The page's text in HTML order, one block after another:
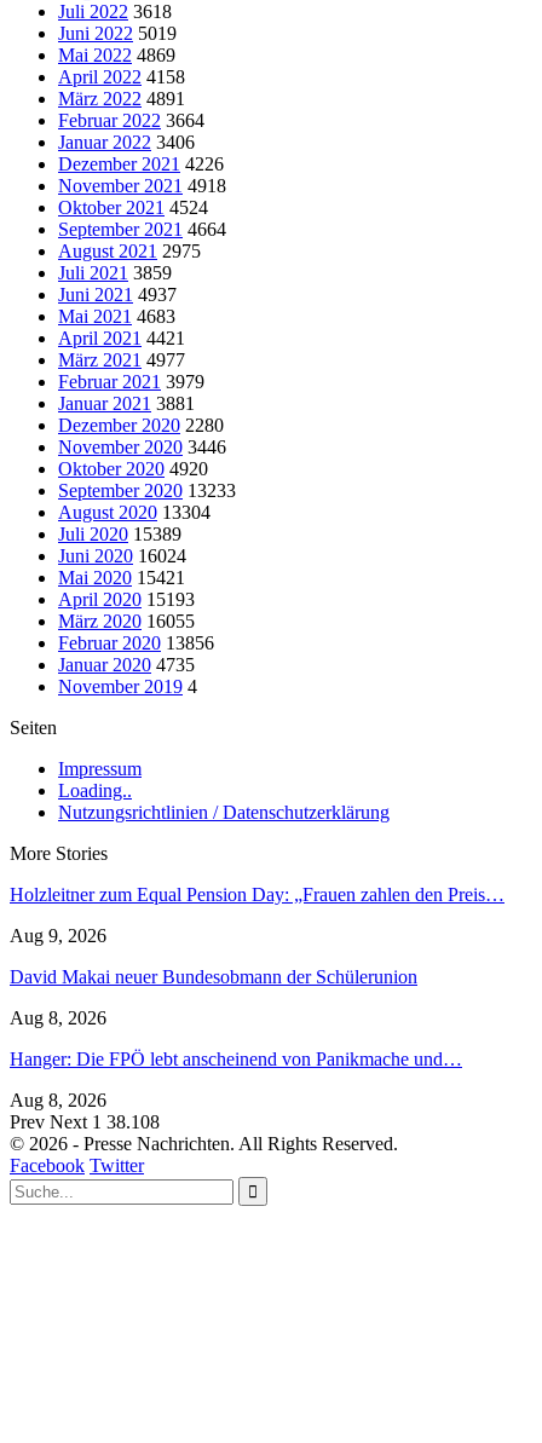
Juli 2022 3618
Juni 2022 5019
Mai 2022 4869
April 2022 4158
März 2022 4891
Februar 2022 3664
Januar 2022 3406
Dezember 2021 4226
November 2021 4918
Oktober 2021 4524
September 2021 4664
August 2021 2975
Juli 2021 3859
Juni 2021 4937
Mai 2021 4683
April 2021 4421
März 2021 4977
Februar 2021 3979
Januar 2021 3881
Dezember 2020 2280
November 2020 3446
Oktober 2020 4920
September 2020 13233
August 2020 13304
Juli 2020 15389
Juni 2020 16024
Mai 2020 15421
April 2020 15193
März 2020 16055
Februar 2020 13856
Januar 2020 4735
November 2019 4
Seiten
Impressum
Loading..
Nutzungsrichtlinien / Datenschutzerklärung
More Stories
Holzleitner zum Equal Pension Day: „Frauen zahlen den Preis…
Aug 9, 2026
David Makai neuer Bundesobmann der Schülerunion
Aug 8, 2026
Hanger: Die FPÖ lebt anscheinend von Panikmache und…
Aug 8, 2026
Prev Next 1 38.108
© 2026 - Presse Nachrichten. All Rights Reserved.
Facebook Twitter